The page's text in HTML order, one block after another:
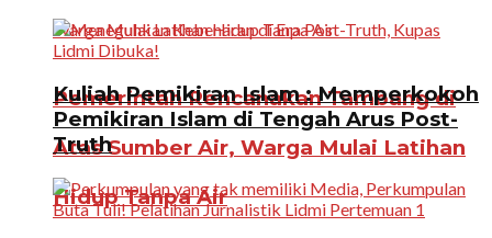
Pemerintah Rencanakan Tambang di
Atas Sumber Air, Warga Mulai Latihan
Hidup Tanpa Air
Kuliah Pemikiran Islam : Memperkokoh
Pemikiran Islam di Tengah Arus Post-
Truth